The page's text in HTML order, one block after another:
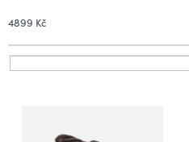
í
p
r
4899 Kč
V